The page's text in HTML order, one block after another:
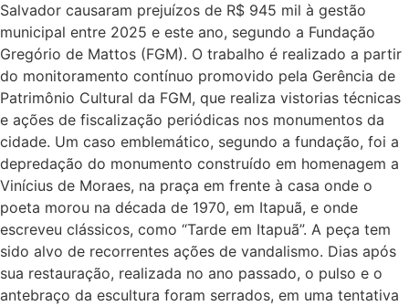
Salvador causaram prejuízos de R$ 945 mil à gestão
municipal entre 2025 e este ano, segundo a Fundação
Gregório de Mattos (FGM). O trabalho é realizado a partir
do monitoramento contínuo promovido pela Gerência de
Patrimônio Cultural da FGM, que realiza vistorias técnicas
e ações de fiscalização periódicas nos monumentos da
cidade. Um caso emblemático, segundo a fundação, foi a
depredação do monumento construído em homenagem a
Vinícius de Moraes, na praça em frente à casa onde o
poeta morou na década de 1970, em Itapuã, e onde
escreveu clássicos, como “Tarde em Itapuã”. A peça tem
sido alvo de recorrentes ações de vandalismo. Dias após
sua restauração, realizada no ano passado, o pulso e o
antebraço da escultura foram serrados, em uma tentativa